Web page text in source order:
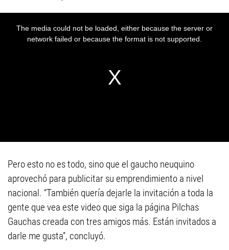
Pero esto no es todo, sino que el gaucho neuquino
aprovechó para publicitar su emprendimiento a nivel
nacional. “También quería dejarle la invitación a toda la
gente que vea este video que siga la página Pilchas
Gauchas creada con tres amigos más. Están invitados a
darle me gusta”, concluyó.